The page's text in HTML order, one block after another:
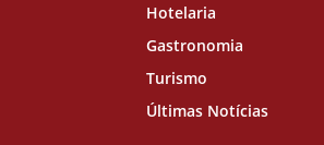
Hotelaria
Gastronomia
Turismo
Últimas Notícias